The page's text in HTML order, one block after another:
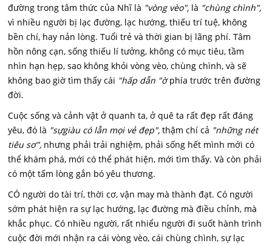
đường trong tâm thức của Nhĩ là "vòng vèo", là "chùng chình",
vì nhiều người bị lạc đường, lạc hướng, thiếu trí tuệ, không
bền chí, hay nản lòng. Tuổi trẻ và thời gian bị lãng phí. Tâm
hồn nông cạn, sống thiếu lí tưởng, không có mục tiêu, tầm
nhìn hạn hẹp, sao không khỏi vòng vèo, chùng chình, và sẽ
không bao giờ tìm thấy cái "hấp dẫn "ờphía trước trên đường
đời.
Cuộc sống và cảnh vật ở quanh ta, ở quê ta rất đẹp rất đáng
yêu, đó là "sựgiàu có lẫn mọi vẻ đẹp", thậm chí cả "những nét
tiêu sơ", nhưng phải trải nghiệm, phải sống hết mình mới có
thể khám phá, mới có thể phát hiện, mới tìm thấy. Và còn phải
có một tấm lòng gắn bó yêu thương.
CÓ người do tài trí, thời cơ, vận may mà thành đạt. Có người
sớm phát hiện ra sự lạc hướng, lạc đường mà điều chỉnh, mà
khắc phục. Có nhiều người, rất nhiểu người đi suốt hành trình
cuộc đời mới nhận ra cái vòng vèo, cái chùng chình, sự lạc